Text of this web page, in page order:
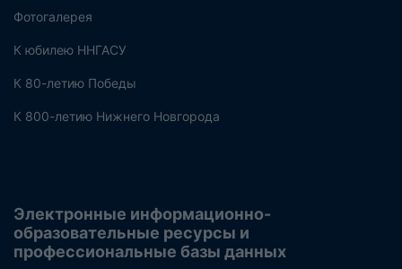
Фотогалерея
К юбилею ННГАСУ
К 80-летию Победы
К 800-летию Нижнего Новгорода
Электронные информационно-
образовательные ресурсы и
профессиональные базы данных